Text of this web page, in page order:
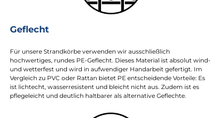
Geflecht
Für unsere Strandkörbe verwenden wir ausschließlich
hochwertiges, rundes PE-Geflecht. Dieses Material ist absolut wind-
und wetterfest und wird in aufwendiger Handarbeit gefertigt. Im
Vergleich zu PVC oder Rattan bietet PE entscheidende Vorteile: Es
ist lichtecht, wasserresistent und bleicht nicht aus. Zudem ist es
pflegeleicht und deutlich haltbarer als alternative Geflechte.